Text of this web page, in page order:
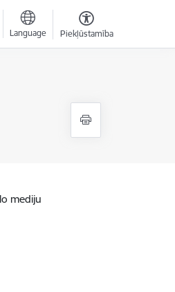
Language Piekļūstamība
mediju